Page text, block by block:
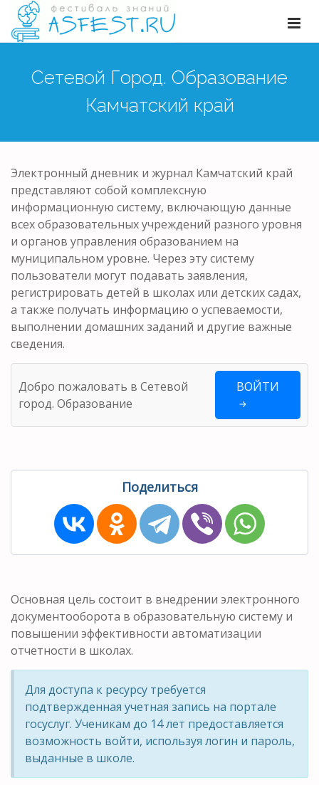
Сетевой Город. Образование
Камчатский край
Электронный дневник и журнал Камчатский край
представляют собой комплексную
информационную систему, включающую данные
всех образовательных учреждений разного уровня
и органов управления образованием на
муниципальном уровне. Через эту систему
пользователи могут подавать заявления,
регистрировать детей в школах или детских садах,
а также получать информацию о успеваемости,
выполнении домашних заданий и другие важные
сведения.
Добро пожаловать в Сетевой
город. Образование
ВОЙТИ
Поделиться
Основная цель состоит в внедрении электронного
документооборота в образовательную систему и
повышении эффективности автоматизации
отчетности в школах.
Для доступа к ресурсу требуется
подтвержденная учетная запись на портале
госуслуг. Ученикам до 14 лет предоставляется
возможность войти, используя логин и пароль,
выданные в школе.